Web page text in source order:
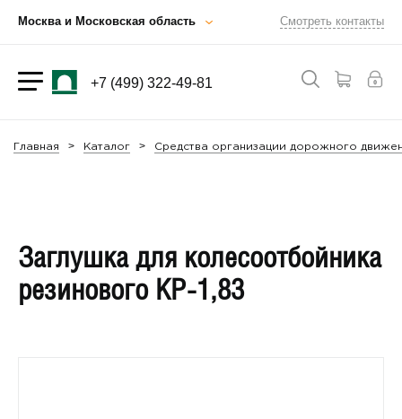
Москва и Московская область Смотреть контакты
+7 (499) 322-49-81
Главная Каталог Средства организации дорожного
Заглушка для колесоотбойника
резинового КР-1,83